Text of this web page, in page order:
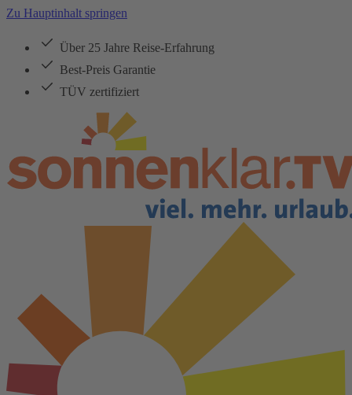
Zu Hauptinhalt springen
Über 25 Jahre Reise-Erfahrung
Best-Preis Garantie
TÜV zertifiziert